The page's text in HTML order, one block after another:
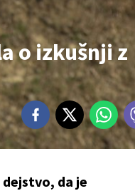
o izkušnji z
da je